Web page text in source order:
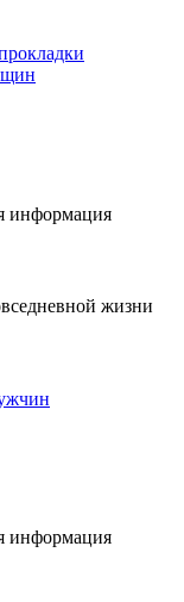
информация
жизни
информация